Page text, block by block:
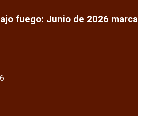
fuego: Junio de 2026 marca